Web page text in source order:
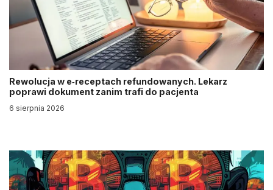
Rewolucja w e‑receptach refundowanych. Lekarz
poprawi dokument zanim trafi do pacjenta
6 sierpnia 2026